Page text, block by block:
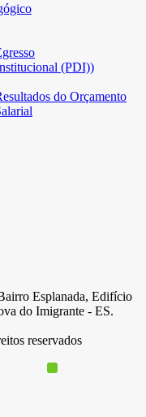
(PDI))
do Orçamento
Esplanada, Edifício
do Imigrante - ES.
reservados